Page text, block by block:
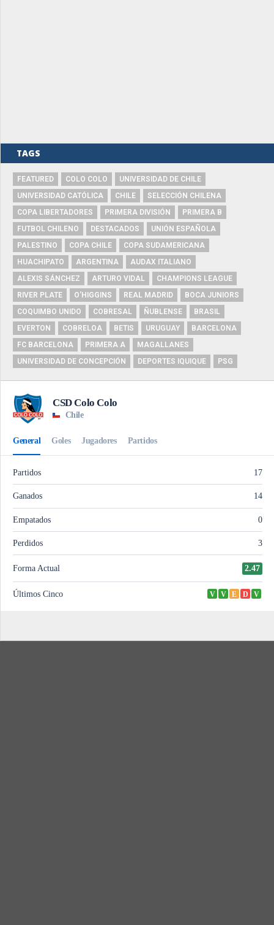
TAGS
FEATURED COLO COLO
UNIVERSIDAD DE CHILE
UNIVERSIDAD CATÓLICA
CHILE
SELECCIÓN CHILENA
COPA LIBERTADORES
PRIMERA DIVISIÓN
PRIMERA B
FUTBOL CHILENO
DESTACADOS
UNIÓN ESPAÑOLA
PALESTINO
COPA CHILE
COPA SUDAMERICANA
HUACHIPATO
ARGENTINA
AUDAX ITALIANO
ALEXIS SÁNCHEZ
ARTURO VIDAL
CHAMPIONS LEAGUE
RIVER PLATE
O'HIGGINS REAL MADRID
BOCA JUNIORS
COQUIMBO UNIDO
COBRESAL ÑUBLENSE
BRASIL
EVERTON
COBRELOA BETIS URUGUAY
BARCELONA
FC BARCELONA
PRIMERA A
MAGALLANES
UNIVERSIDAD DE CONCEPCIÓN
DEPORTES IQUIQUE PSG